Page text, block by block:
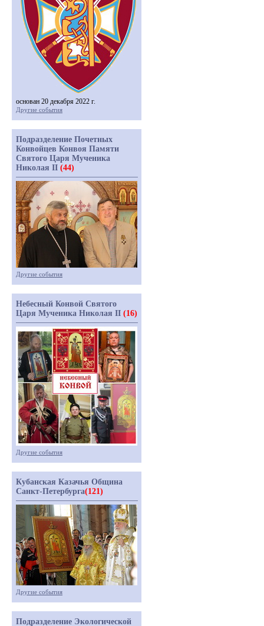
основан 20 декабря 2022 г.
Другие события
Подразделение Почетных
Конвойцев Конвоя Памяти
Святого Царя Мученика
Николая II (44)
Другие события
Небесный Конвой Святого
Царя Мученика Николая II (16)
Другие события
Кубанская Казачья Община
Санкт-Петербурга(121)
Другие события
Подразделение Экологической